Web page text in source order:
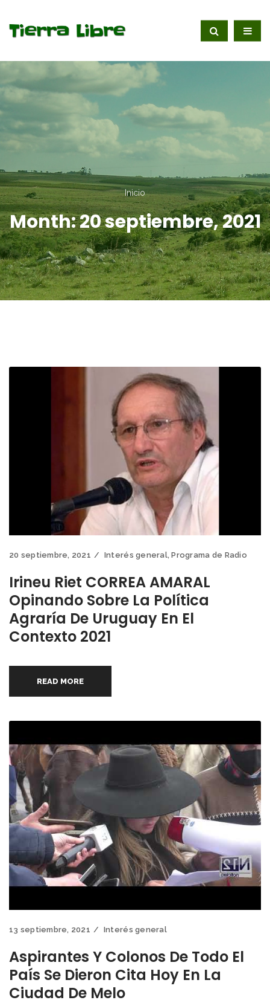
Inicio
Month:20 septiembre, 2021
20 septiembre, 2021 Interés general,Programa de Radio
Irineu Riet CORREA AMARAL
Opinando Sobre La Política
Agraría De Uruguay En El
Contexto 2021
READ MORE
13 septiembre, 2021 Interés general
Aspirantes Y Colonos De Todo El
País Se Dieron Cita Hoy En La
Ciudad De Melo